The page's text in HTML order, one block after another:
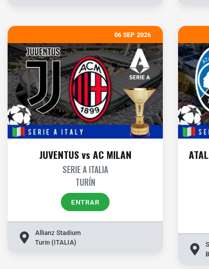
06 SEP 2026
JUVENTUS vs AC MILAN
SERIE A ITALIA
TURÍN
ENTRAR
Allianz Stadium
Turin (ITALIA)